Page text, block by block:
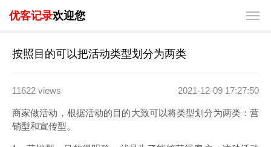
优客记录欢迎您
按照目的可以把活动类型划分为两类
11622 views 2021-12-09 17:27:50
商家做活动，根据活动的目的大致可以将类型划分为两类：营
销型和宣传型。